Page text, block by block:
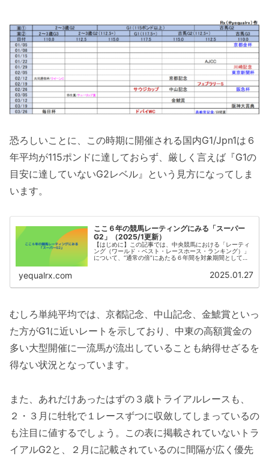
恐ろしいことに、この時期に開催される国内G1/Jpn1は６
年平均が115ポンドに達しておらず、厳しく言えば『G1の
目安に達していないG2レベル』という見方になってしま
います。
ここ６年の競馬レーティングにみる「スーパー
G2」（2025/1更新）
【はじめに】この記事では、中央競馬における「レーティ
ング（ワールド・ベスト・レースホース・ランキング）」
について、“通常の倍”にあたる６年間を対象期間として平
yequalrx.com 2025.01.27
むしろ単純平均では、京都記念、中山記念、金鯱賞といっ
た方がG1に近いレートを示しており、中東の高額賞金の
多い大型開催に一流馬が流出していることも納得せざるを
得ない状況となっています。
また、あれだけあったはずの３歳トライアルレースも、
２・３月に牡牝で１レースずつに収斂してしまっているの
も注目に値するでしょう。この表に掲載されていないトラ
イアルG2と、２月に記載されているのに間隔が広く優先